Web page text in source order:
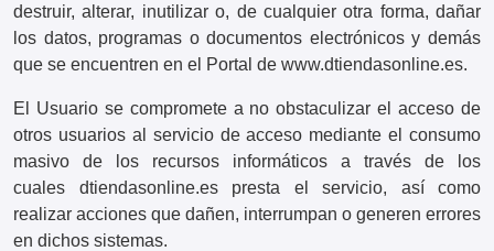
destruir, alterar, inutilizar o, de cualquier otra forma, dañar
los datos, programas o documentos electrónicos y demás
que se encuentren en el Portal de www.dtiendasonline.es.
El Usuario se compromete a no obstaculizar el acceso de
otros usuarios al servicio de acceso mediante el consumo
masivo de los recursos informáticos a través de los
cuales dtiendasonline.es presta el servicio, así como
realizar acciones que dañen, interrumpan o generen errores
en dichos sistemas.